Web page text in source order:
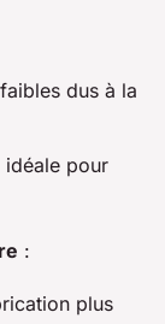
dus à la
idéale pour
:
plus